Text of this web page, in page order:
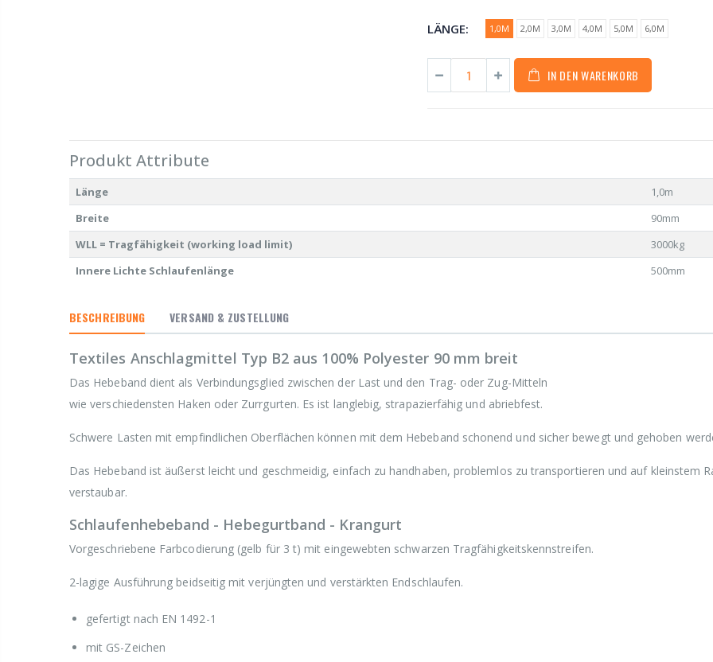
LÄNGE: 1,0M 2,0M 3,0M 4,0M 5,0M 6,0M
IN DEN WARENKORB
Produkt Attribute
Länge
1,0m
Breite
90mm
WLL = Tragfähigkeit (working load limit)
3000kg
Innere Lichte Schlaufenlänge
500mm
BESCHREIBUNG VERSAND & ZUSTELLUNG
Textiles Anschlagmittel Typ B2 aus 100% Polyester 90 mm breit
Das Hebeband dient als Verbindungsglied zwischen der Last und den Trag- oder Zug-Mitteln
wie verschiedensten Haken oder Zurrgurten. Es ist langlebig, strapazierfähig und abriebfest.
Schwere Lasten mit empfindlichen Oberflächen können mit dem Hebeband schonend und sicher bewegt und gehoben
Das Hebeband ist äußerst leicht und geschmeidig, einfach zu handhaben, problemlos zu transportieren und auf kleinstem
verstaubar.
Schlaufenhebeband - Hebegurtband - Krangurt
Vorgeschriebene Farbcodierung (gelb für 3 t) mit eingewebten schwarzen Tragfähigkeitskennstreifen.
2-lagige Ausführung beidseitig mit verjüngten und verstärkten Endschlaufen.
gefertigt nach EN 1492-1
mit GS-Zeichen